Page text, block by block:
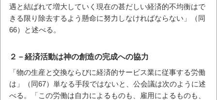
遇と結ばれて増大していく現在の甚だしい経済的不均衡はで
きる限り除去するよう懸命に努力しなければならない」（同
66）と述べる。
２－経済活動は神の創造の完成への協力
「物の生産と交換ならびに経済的サービス業に従事する労働
は」（同67）単なる手段ではないと、公会議は次のように述
べる。「この労働は自力によるものも、雇用によるものも、